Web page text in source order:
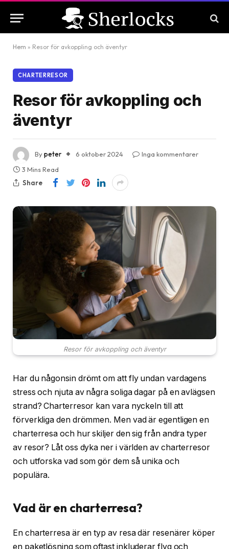
Hem » Resor för avkoppling och äventyr
CHARTERRESOR
Resor för avkoppling och
äventyr
Bypeter 6 oktober 2024
Inga kommentarer
3 Mins Read
Share
Resor för avkoppling och äventyr
Har du någonsin drömt om att fly undan vardagens
stress och njuta av några soliga dagar på en avlägsen
strand? Charterresor kan vara nyckeln till att
förverkliga den drömmen. Men vad är egentligen en
charterresa och hur skiljer den sig från andra typer
av resor? Låt oss dyka ner i världen av charterresor
och utforska vad som gör dem så unika och
populära.
Vad är en charterresa?
En charterresa är en typ av resa där resenärer köper
en paketlösning som oftast inkluderar flyg och